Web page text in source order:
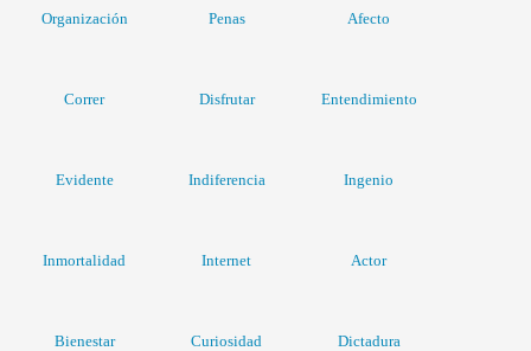
Organización Penas Afecto
Correr Disfrutar Entendimiento
Evidente Indiferencia Ingenio
Inmortalidad Internet Actor
Bienestar Curiosidad Dictadura